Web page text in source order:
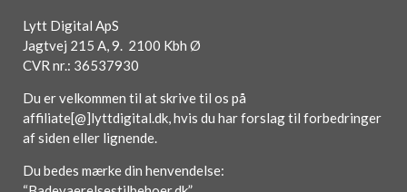
Lytt Digital ApS
Jagtvej 215 A, 9. 2100 Kbh Ø
CVR nr.: 36537930
Du er velkommen til at skrive til os på
affiliate[@]lyttdigital.dk, hvis du har forslag til forbedringer
af siden eller lignende.
Du bedes mærke din henvendelse: